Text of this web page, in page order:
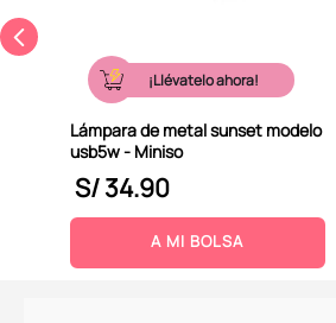
¡Llévatelo ahora!
Lámpara de metal sunset modelo
usb5w - Miniso
S/34.90
A MI BOLSA